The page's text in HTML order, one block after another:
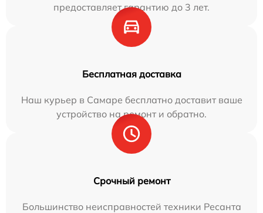
предоставляет гарантию до 3 лет.
Бесплатная доставка
Наш курьер в Самаре бесплатно доставит ваше
устройство на ремонт и обратно.
Срочный ремонт
Большинство неисправностей техники Ресанта